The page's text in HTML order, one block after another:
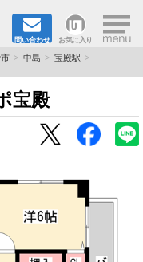
問い合わせ お気に入り ×
中島
宝殿駅
宝殿